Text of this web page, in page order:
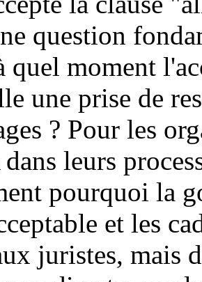
question
quel moment
une prise de
? Pour les
leurs
pourquoi la
et les
juristes, mais